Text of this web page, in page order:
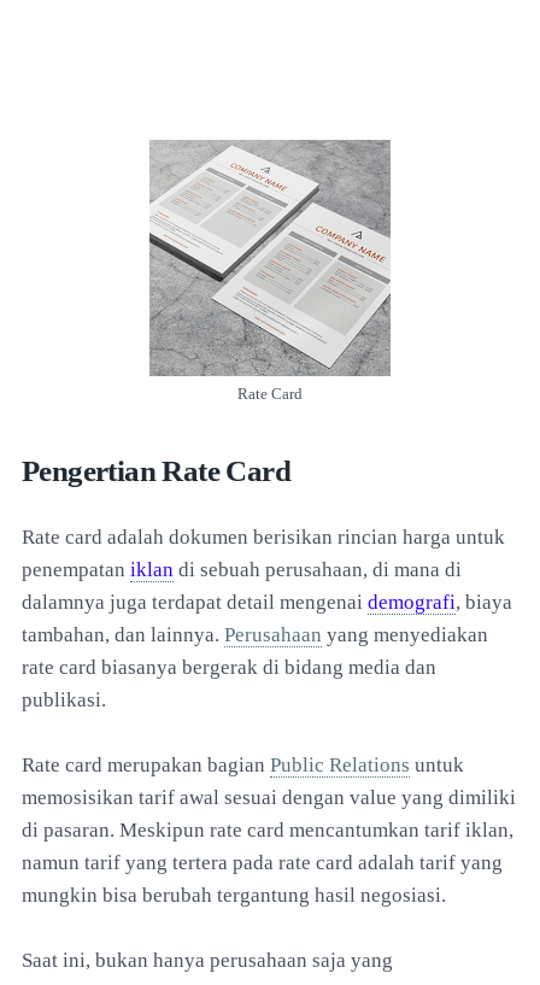
Rate Card
Pengertian Rate Card
Rate card adalah dokumen berisikan rincian harga untuk
penempatan iklan di sebuah perusahaan, di mana di
dalamnya juga terdapat detail mengenai demografi, biaya
tambahan, dan lainnya. Perusahaan yang menyediakan
rate card biasanya bergerak di bidang media dan
publikasi.
Rate card merupakan bagian Public Relations untuk
memosisikan tarif awal sesuai dengan value yang dimiliki
di pasaran. Meskipun rate card mencantumkan tarif iklan,
namun tarif yang tertera pada rate card adalah tarif yang
mungkin bisa berubah tergantung hasil negosiasi.
Saat ini, bukan hanya perusahaan saja yang